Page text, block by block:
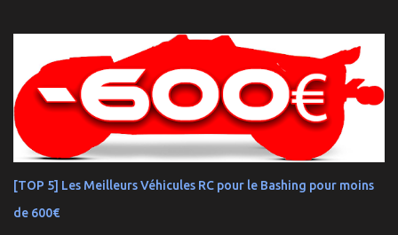
de boîte. 🏆 Héritage de Compétition, Prêt pour l’Aventure Basé sur
une plateforme au palmarès impressionnant — dont plusieurs
titres de champion du monde — le NEO 4.0 est conçu pour la
performance pure. Que vous soyez débutant ou mordu confirmé ,
ce buggy offre une prise en main rapide , une construction robuste
et une conduite précise , aussi bien sur piste que sur terrain
assemblé Moteur thermique KE21SP avec lanceur manuel
Électronique installée Carrosserie peinte et décorée Radio à volant
[TOP 5] Les Meilleurs Véhicules RC pour le Bashing pour moins
de 600€